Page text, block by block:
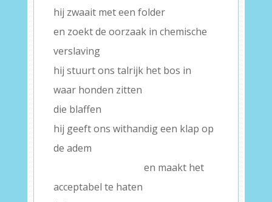
hij zwaait met een folder
en zoekt de oorzaak in chemische
verslaving
hij stuurt ons talrijk het bos in
waar honden zitten
die blaffen
hij geeft ons withandig een klap op
de adem
en maakt het
acceptabel te haten